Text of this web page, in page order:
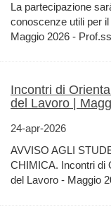
La partecipazione
conoscenze utili per
Maggio 2026 -
Incontri di
del Lavoro |
24-apr-2026
AVVISO AGLI
CHIMICA. Incontri di
del Lavoro - Maggio